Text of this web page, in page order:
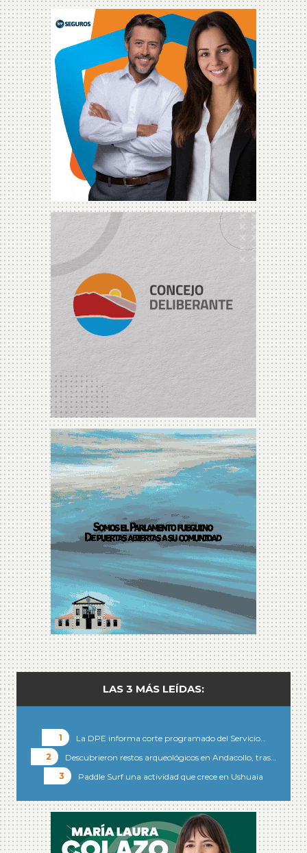
LAS 3 MÁS LEÍDAS:
La DPE informa corte programado del Servicio…
Descubrieron restos arqueológicos en Andacollo, tras…
Paddle Surf una actividad que crece en Ushuaia